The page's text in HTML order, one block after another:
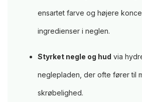
ensartet farve og højere
ingredienser i neglen.
Styrket negle og hud via
neglepladen, der ofte fører til
skrøbelighed.